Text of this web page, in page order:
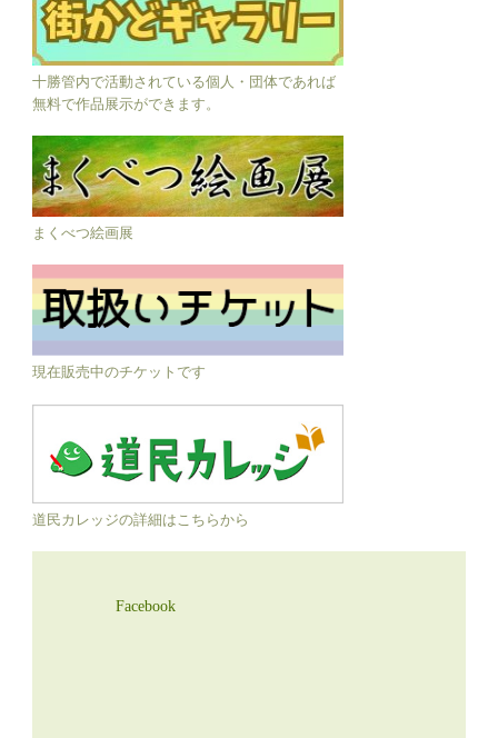
十勝管内で活動されている個人・団体であれば
無料で作品展示ができます。
まくべつ絵画展
現在販売中のチケットです
道民カレッジの詳細はこちらから
Facebook